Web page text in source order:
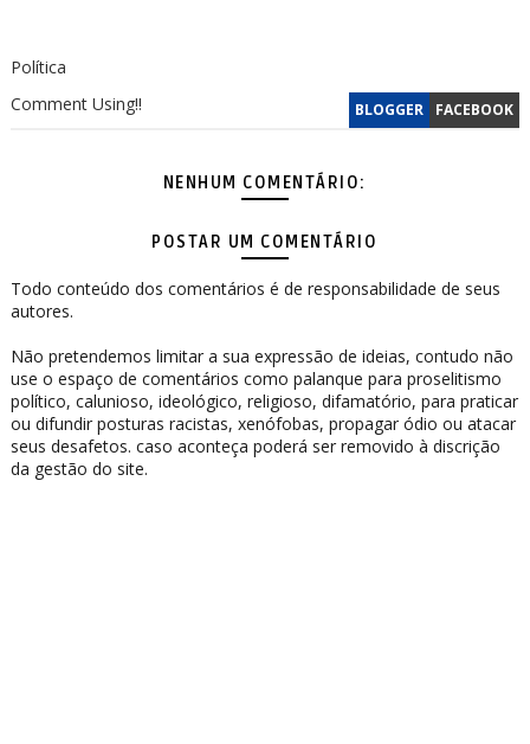
Política
BLOGGER FACEBOOK
Comment Using!!
NENHUM COMENTÁRIO:
POSTAR UM COMENTÁRIO
Todo conteúdo dos comentários é de responsabilidade de seus
autores.
Não pretendemos limitar a sua expressão de ideias, contudo não
use o espaço de comentários como palanque para proselitismo
político, calunioso, ideológico, religioso, difamatório, para praticar
ou difundir posturas racistas, xenófobas, propagar ódio ou atacar
seus desafetos. caso aconteça poderá ser removido à discrição
da gestão do site.